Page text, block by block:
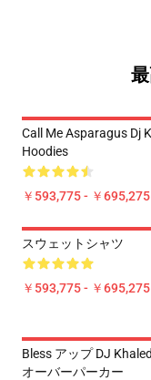
Call Me Asparagus Dj
Hoodies
￥593,775 - ￥695,275
スウェットシャツ
￥593,775 - ￥695,275
Bless アップ DJ
オーバーパーカー